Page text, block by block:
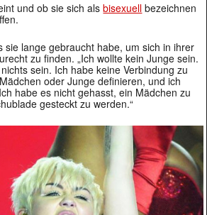
und ob sie sich alsbisexuell bezeichnen
sie lange gebraucht habe, um sich in ihrer
zu finden. „Ich wollte kein Junge sein.
sein. Ich habe keine Verbindung zu
oder Junge definieren, und ich
habe es nicht gehasst, ein Mädchen zu
gesteckt zu werden.“